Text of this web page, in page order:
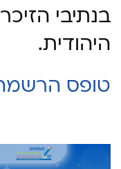
בנתיבי
היהודית.
טופס הרשמה